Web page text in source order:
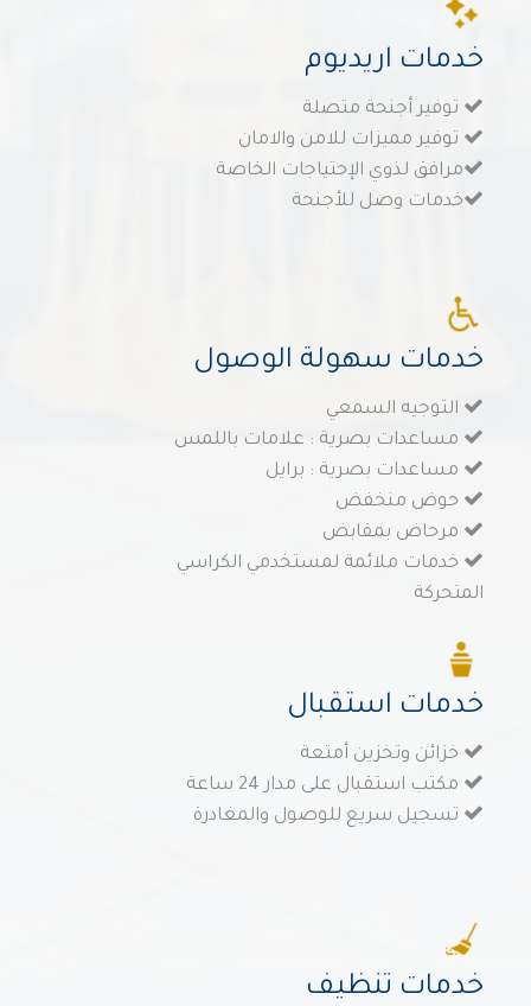
خدمات اريديوم
توفير أجنحة متصلة
توفير مميزات للامن والامان
مرافق لذوي الإحتياجات الخاصة
خدمات وصل للأجنحة
خدمات سهولة الوصول
التوجيه السمعي
مساعدات بصرية : علامات باللمس
مساعدات بصرية : برايل
حوض منخفض
مرحاض بمقابض
خدمات ملائمة لمستخدمي الكراسي
المتحركة
خدمات استقبال
خزائن وتخزين أمتعة
مكتب استقبال على مدار 24 ساعة
تسجيل سريع للوصول والمغادرة
خدمات تنظيف